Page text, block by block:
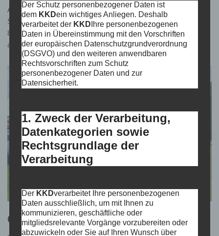
Am heutigen Mittwoch fand das Treffen der Jugendgruppe bei
Sonnenschein auf dem Dortmund-Ems-Kanal statt. Neben den
8 Kindern und Jugendlichen des Vereins hatten sich
auch…Weiterlesen »
Christi-Pfingstfahrt 2. Teil
Der Schutz personenbezogener Daten ist
dem KKDein wichtiges Anliegen. Deshalb
verarbeitet der KKD Ihre personenbezogenen
Daten in Übereinstimmung mit den Vorschriften
der europäischen Datenschutzgrundverordnung
(DSGVO) und den weiteren anwendbaren
Rechtsvorschriften zum Schutz
personenbezogener Daten und zur
Datensicherheit.
1. Zweck der Verarbeitung,
Datenkategorien sowie
Rechtsgrundlage der
Verarbeitung
Der KKDverarbeitet Ihre personenbezogenen
Daten ausschließlich, um mit Ihnen zu
kommunizieren, geschäftliche oder
mitgliedsrelevante Vorgänge vorzubereiten oder
abzuwickeln oder Sie auf Ihren Wunsch über